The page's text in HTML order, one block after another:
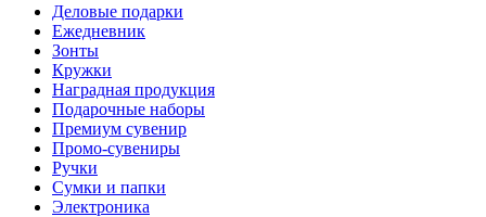
Деловые подарки
Ежедневник
Зонты
Кружки
Наградная продукция
Подарочные наборы
Премиум сувенир
Промо-сувениры
Ручки
Сумки и папки
Электроника